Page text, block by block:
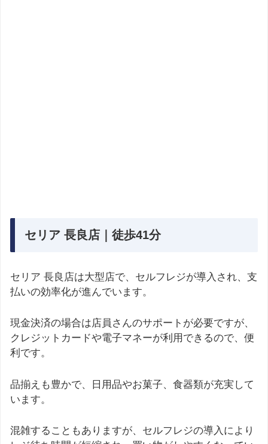
セリア 長良店｜徒歩41分
セリア 長良店は大型店で、セルフレジが導入され、支
払いの効率化が進んでいます。
現金決済の場合は店員さんのサポートが必要ですが、
クレジットカードや電子マネーが利用できるので、便
利です。
品揃えも豊かで、日用品やお菓子、食器類が充実して
います。
混雑することもありますが、セルフレジの導入により